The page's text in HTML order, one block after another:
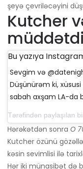
şeyə çevriləcəyini
Kutcher
Bu yazıya
Sevgim və
Düşünürəm ki,
sabah axşam LA-da
Tərəfindən paylaşılan
Hərəkətdən sonra O
Kutcher özünü
kəsin sevimlisi ilə
Hər iki münasibət də